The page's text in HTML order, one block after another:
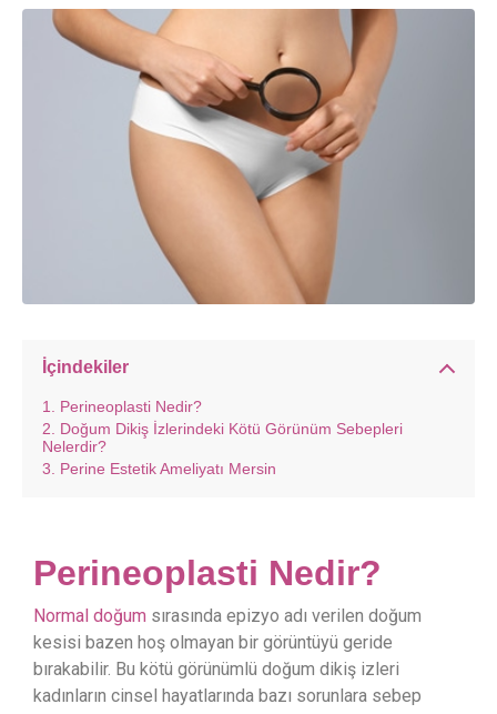
İçindekiler
Perineoplasti Nedir?
Doğum Dikiş İzlerindeki Kötü Görünüm Sebepleri
Nelerdir?
Perine Estetik Ameliyatı Mersin
Perineoplasti Nedir?
Normal doğum sırasında epizyo adı verilen doğum
kesisi bazen hoş olmayan bir görüntüyü geride
bırakabilir. Bu kötü görünümlü doğum dikiş izleri
kadınların cinsel hayatlarında bazı sorunlara sebep